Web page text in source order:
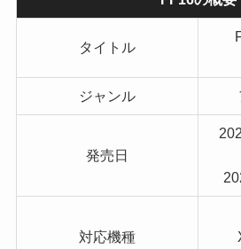
タイトル
ジャンル
発売日
対応機種